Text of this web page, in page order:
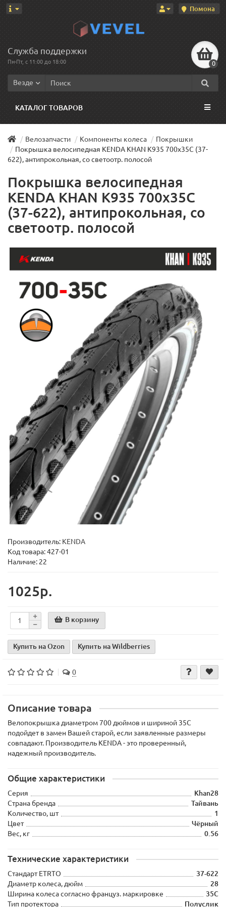
Помона
Служба поддержки
Пн-Пт, с 11:00 до 18:00 0
Везде
КАТАЛОГ ТОВАРОВ
Велозапчасти Компоненты колеса
Покрышки
Покрышка велосипедная KENDA KHAN K935 700x35С (37-
622), антипрокольная, со светоотр. полосой
Покрышка велосипедная
KENDA KHAN K935 700x35С
(37-622), антипрокольная, со
светоотр. полосой
Производитель: KENDA
Код товара:427-01
Наличие: 22
1025р.
В корзину
Купить на Ozon Купить на Wildberries
0
Описание товара
Велопокрышка диаметром 700 дюймов и шириной 35С
подойдет в замен Вашей старой, если заявленные размеры
совпадают. Производитель KENDA - это проверенный,
надежный производитель.
Общие характеристики
Серия
Khan28
Страна бренда
Тайвань
Количество, шт
1
Цвет
Чёрный
Вес, кг
0.56
Технические характеристики
Стандарт ETRTO
37-622
Диаметр колеса, дюйм
28
Ширина колеса согласно француз. маркировке
35C
Тип протектора
Полуслик